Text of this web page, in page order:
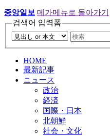
중앙일보 메가메뉴로 돌아가기
검색어 입력폼
HOME
最新記事
ニュース
政治
経済
国際・日本
北朝鮮
社会・文化